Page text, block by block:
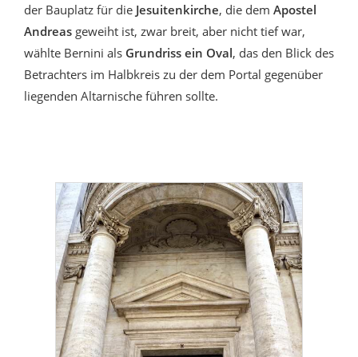
der Bauplatz für die Jesuitenkirche, die dem Apostel
Andreas geweiht ist, zwar breit, aber nicht tief war,
wählte Bernini als Grundriss ein Oval, das den Blick des
Betrachters im Halbkreis zu der dem Portal gegenüber
liegenden Altarnische führen sollte.